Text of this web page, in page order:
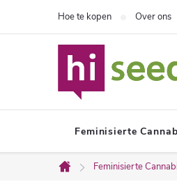
Hoe te kopen Over ons
Feminisierte
Home
Feminisierte